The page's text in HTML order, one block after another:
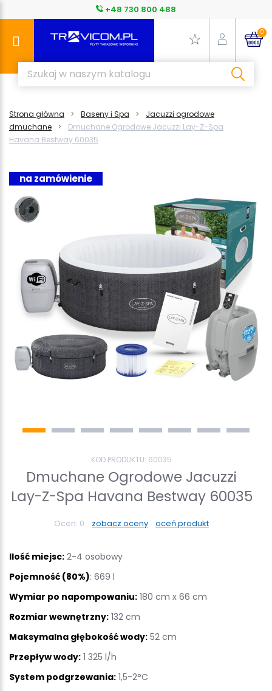
+48 730 800 488
0
Strona główna Baseny i Spa
Jacuzzi ogrodowe
dmuchane
Dmuchane Ogrodowe Jacuzzi Lay-Z-Spa
Havana Bestway 60035
na zamówienie
KOD PRODUKTU: 60035
Dmuchane Ogrodowe Jacuzzi
Lay-Z-Spa Havana Bestway 60035
Ocen: 0 zobacz oceny oceń produkt
Ilość miejsc: 2-4 osobowy
Pojemność (80%): 669 l
Wymiar po napompowaniu: 180 cm x 66 cm
Rozmiar wewnętrzny: 132 cm
Maksymalna głębokość wody: 52 cm
Przepływ wody: 1 325 l/h
System podgrzewania: 1,5-2°C